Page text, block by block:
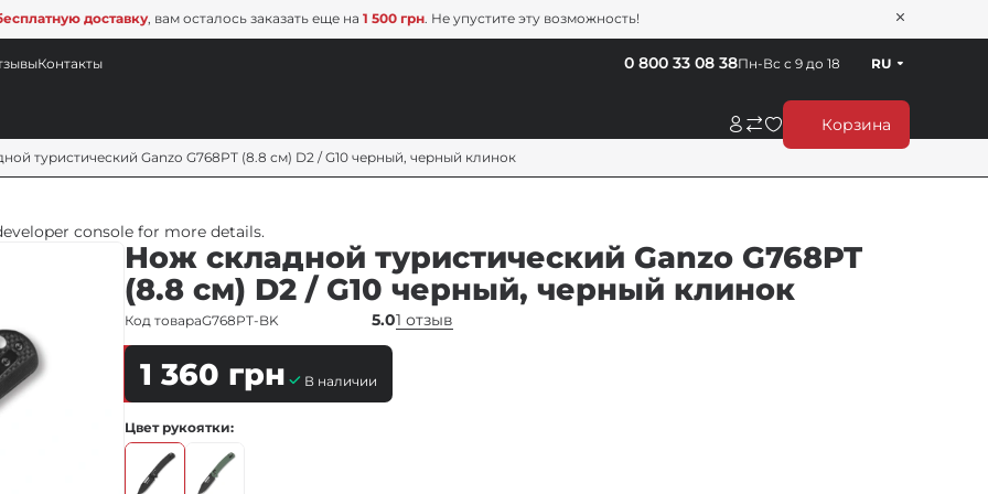
доставку, вам осталось заказать еще на1 500 грн. Не упустите эту возможность!
Корзина
Пн-Вс с 9 до 18
0 800 33 08 38 RU
Контакты
туристический Ganzo G768PT (8.8 см) D2 / G10 черный, черный клинок
console for more details.
Нож складной туристический Ganzo G768PT
(8.8 см) D2 / G10 черный, черный клинок
Код товараG768PT-BK 5.01 отзыв
1 360 грн В наличии
Цвет рукоятки